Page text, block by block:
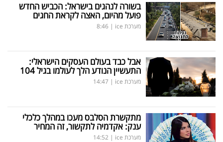
בשורה לנהגים בישראל: הכביש החדש
פועל מהיום, האצה לקראת החגים
מערכת ice |
8:46
אבל כבד בעולם העסקים הישראלי:
התעשיין הנודע הלך לעולמו בגיל 104
מערכת ice |
14:47
מתקשרת הסלבס מעכו במהלך כלכלי
ענק: אקדמיה לתקשור, זה המחיר
מערכת ice |
14:52